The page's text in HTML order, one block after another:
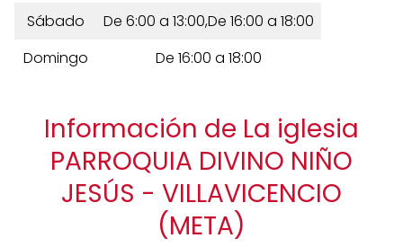
Sábado
De 6:00 a 13:00,De 16:00 a 18:00
Domingo
De 16:00 a 18:00
Información de La iglesia
PARROQUIA DIVINO NIÑO
JESÚS - VILLAVICENCIO
(META)